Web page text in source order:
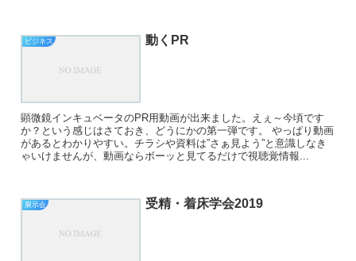
ビジネス 動くPR
顕微鏡インキュベータのPR用動画が出来ました。えぇ～今頃です
か？という感じはさておき、どうにかの第一弾です。 やっぱり動画
があるとわかりやすい。チラシや資料は”さぁ見よう”と意識しなき
ゃいけませんが、動画ならボーッと見てるだけで視聴覚情報...
展示会 受精・着床学会2019